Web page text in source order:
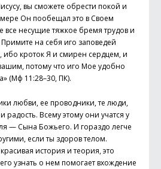
вы сможете обрести покой и
Он пообещал это в Своем
все несущие тяжкое бремя трудов и
на себя иго заповедей
ибо кроток Я и смирен сердцем, и
потому что иго Мое удобно
(Мф 11:28–30, ПК).
любви, ее проводники, те люди,
радость. Всему этому они учатся у
— Сына Божьего. И гораздо легче
если ты здоров телом.
история и теория, это
узнать о нем помогает вхождение